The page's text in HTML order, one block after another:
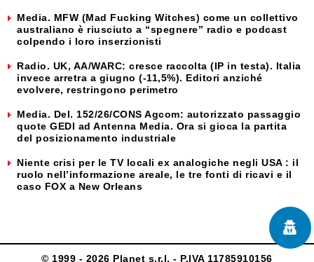
Media. MFW (Mad Fucking Witches) come un collettivo
australiano è riusciuto a “spegnere” radio e podcast
colpendo i loro inserzionisti
Radio. UK, AA/WARC: cresce raccolta (IP in testa). Italia
invece arretra a giugno (-11,5%). Editori anziché
evolvere, restringono perimetro
Media. Del. 152/26/CONS Agcom: autorizzato passaggio
quote GEDI ad Antenna Media. Ora si gioca la partita
del posizionamento industriale
Niente crisi per le TV locali ex analogiche negli USA : il
ruolo nell’informazione areale, le tre fonti di ricavi e il
caso FOX a New Orleans
© 1999 - 2026 Planet s.r.l. - P.IVA 11785910156